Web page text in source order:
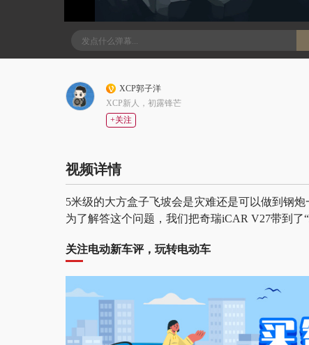
XCP郭子洋
XCP新人，初露锋芒
+关注
视频详情
5米级的大方盒子飞坡会是灾难还是可以做到钢
为了解答这个问题，我们把奇瑞iCAR V27带到了
关注电动新车评，玩转电动车